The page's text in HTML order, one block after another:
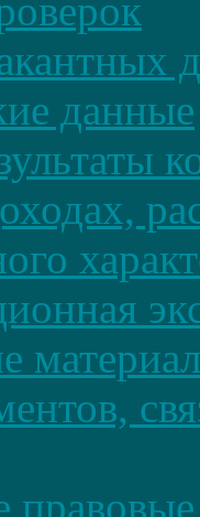
данные